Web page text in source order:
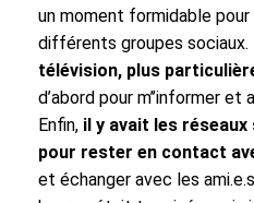
un moment formidable
différents groupes sociaux.
télévision, plus
d’abord pour m’’informer et
Enfin, il y avait les réseaux
pour rester en contact
et échanger avec les